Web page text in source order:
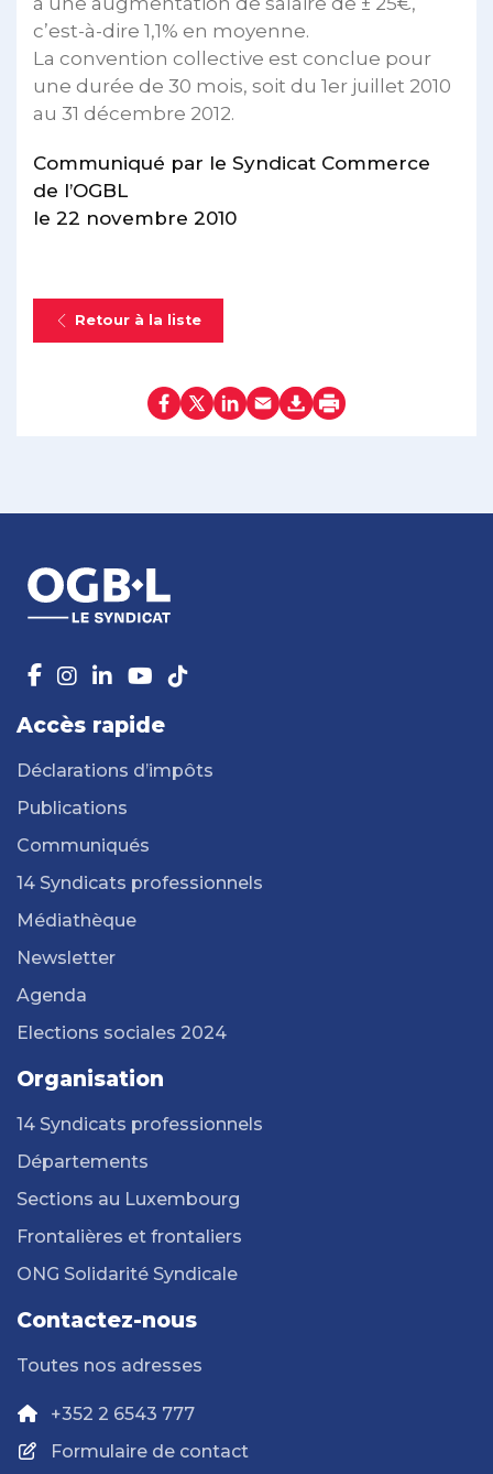
c’est-à-dire 1,1% en moyenne.
La convention collective est conclue pour
une durée de 30 mois, soit du 1er juillet 2010
au 31 décembre 2012.
Communiqué par le Syndicat Commerce
de l’OGBL
le 22 novembre 2010
Retour à la liste
Accès rapide
Déclarations d’impôts
Publications
Communiqués
14 Syndicats professionnels
Médiathèque
Newsletter
Agenda
Elections sociales 2024
Organisation
14 Syndicats professionnels
Départements
Sections au Luxembourg
Frontalières et frontaliers
ONG Solidarité Syndicale
Contactez-nous
Toutes nos adresses
+352 2 6543 777
Formulaire de contact